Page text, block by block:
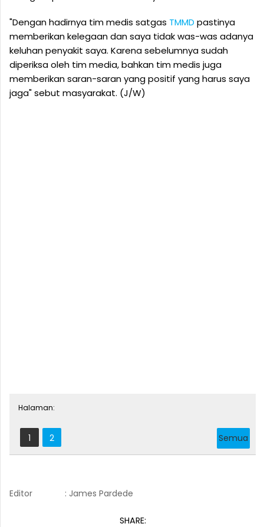
"Dengan hadirnya tim medis satgas TMMD pastinya
memberikan kelegaan dan saya tidak was-was adanya
keluhan penyakit saya. Karena sebelumnya sudah
diperiksa oleh tim media, bahkan tim medis juga
memberikan saran-saran yang positif yang harus saya
jaga" sebut masyarakat. (J/W)
Halaman:
1 2 Semua
Editor : James Pardede
SHARE: